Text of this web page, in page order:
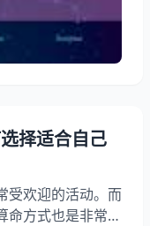
戌、亥）来划分
、牛、虎、兔、
择适合自己
受欢迎的活动。而
命方式也是非常。